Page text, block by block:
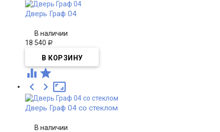
Дверь Граф 04
В наличии
18 540 Р
 

 
Дверь Граф 04 со стеклом
В наличии